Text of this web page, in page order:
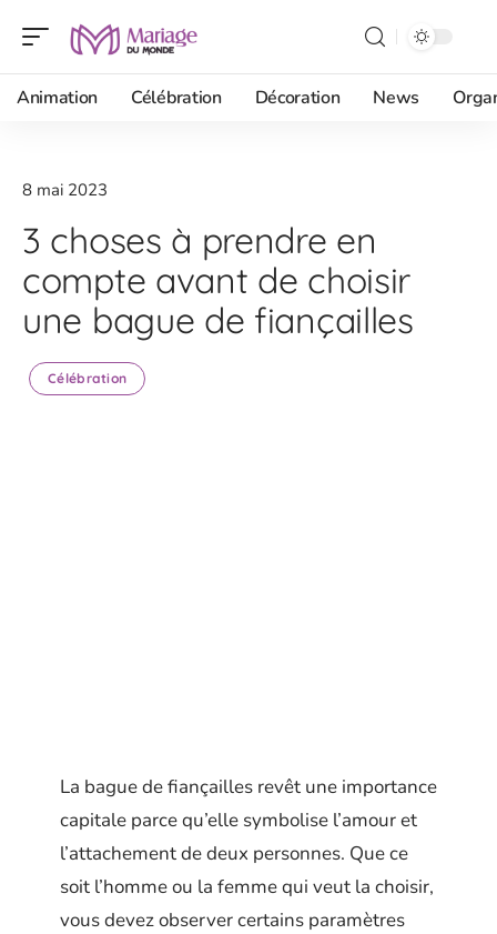
Animation Célébration Décoration News
8 mai 2023
3 choses à prendre en
compte avant de choisir
une bague de fiançailles
Célébration
La bague de fiançailles revêt une importance
capitale parce qu’elle symbolise l’amour et
l’attachement de deux personnes. Que ce
soit l’homme ou la femme qui veut la choisir,
vous devez observer certains paramètres